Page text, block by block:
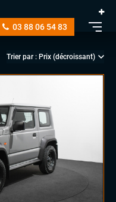
03 88 06 54 83